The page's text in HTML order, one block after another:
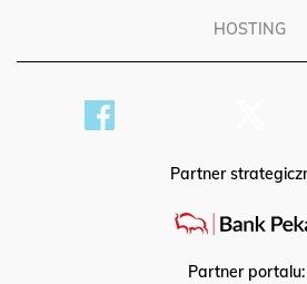
HOSTING
Partner
Partner portalu: